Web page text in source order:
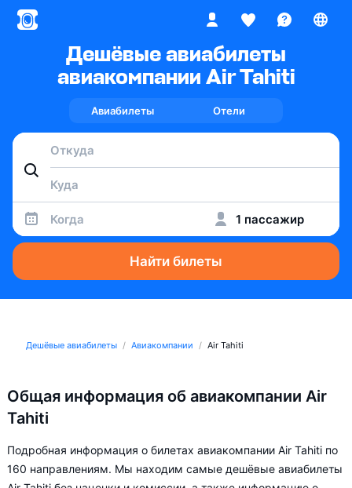
Дешёвые авиабилеты
авиакомпании Air Tahiti
Авиабилеты Отели
Когда 1 пассажир
Найти билеты
Дешёвые авиабилеты Авиакомпании Air Tahiti
Общая информация об авиакомпании Air
Tahiti
Подробная информация о билетах авиакомпании Air Tahiti по
160 направлениям. Мы находим самые дешёвые авиабилеты